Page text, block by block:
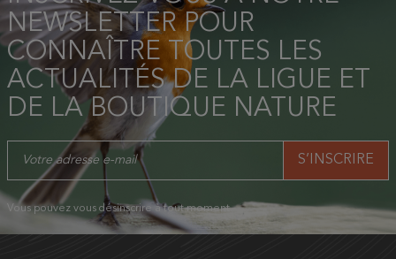
NEWSLETTER POUR
CONNAÎTRE TOUTES LES
ACTUALITÉS DE LA LIGUE ET
DE LA BOUTIQUE NATURE
Vous pouvez vous désinscrire à tout moment.